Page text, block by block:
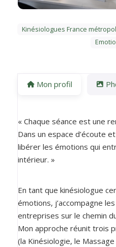
Kinésiologues France
Mon profil
« Chaque séance est une
Dans un espace d’écoute
libérer les émotions qui
intérieur. »
En tant que kinésiologue
émotions, j’accompagne
entreprises sur le chemin
Mon approche réunit trois
(la Kinésiologie, le